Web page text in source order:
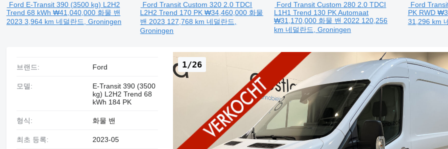
Ford E-Transit 390 (3500 kg) L2H2
Trend 68 kWh ₩41,040,000 화물 밴
2023 3,964 km 네덜란드, Groningen
Ford Transit Custom 320 2.0 TDCI
L2H2 Trend 170 PK ₩34,460,000 화물
밴 2023 127,768 km 네덜란드,
Groningen
Ford Transit Custom 280 2.0 TDCI
L1H1 Trend 130 PK Automaat
₩31,170,000 화물 밴 2022 120,256
km 네덜란드, Groningen
Ford
PK RWD
31,296 km
1/26
브랜드: Ford
모델:
E-Transit 390 (3500
kg) L2H2 Trend 68
kWh 184 PK
형식: 화물 밴
최초 등록: 2023-05